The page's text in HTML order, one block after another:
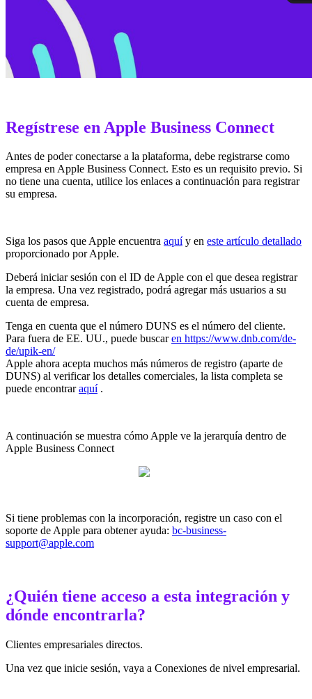
Regístrese en Apple Business Connect
Antes de poder conectarse a la plataforma, debe registrarse como
empresa en Apple Business Connect. Esto es un requisito previo. Si
no tiene una cuenta, utilice los enlaces a continuación para registrar
su empresa.
Siga los pasos que Apple encuentra aquíy en este artículo detallado
proporcionado por Apple.
Deberá iniciar sesión con el ID de Apple con el que desea registrar
la empresa. Una vez registrado, podrá agregar más usuarios a su
cuenta de empresa.
Tenga en cuenta que el número DUNS es el número del cliente.
Para fuera de EE. UU., puede buscaren https://www.dnb.com/de-
de/upik-en/
Apple ahora acepta muchos más números de registro (aparte de
DUNS) al verificar los detalles comerciales, la lista completa se
puede encontraraquí.
A continuación se muestra cómo Apple ve la jerarquía dentro de
Apple Business Connect
Si tiene problemas con la incorporación, registre un caso con el
soporte de Apple para obtener ayuda: bc-business-
support@apple.com
¿Quién tiene acceso a esta integración y
dónde encontrarla?
Clientes empresariales directos.
Una vez que inicie sesión, vaya a Conexiones de nivel empresarial.